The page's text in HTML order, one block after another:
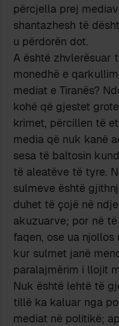
përcjella prej
shantazhesh të
u përdorën dot.
A është zhvlerësuar
monedhë e
mediat e Tiranës?
kohë që gjestet
krimet, përcillen të
media që nuk kanë
sesa të baltosin
të aleatëve të tyre.
sulmeve është
duhet të çojë në
akuzuarve; por në
faqen, ose ua
kur sulmet janë
paralajmërim i llojit
Nuk është lehtë të
tillë ka kaluar nga
mediat në politikë;